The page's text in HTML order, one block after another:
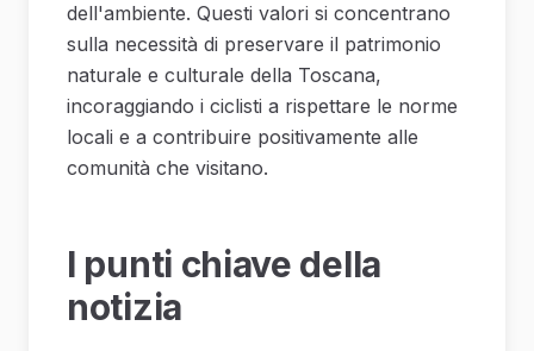
dell'ambiente. Questi valori si concentrano
sulla necessità di preservare il patrimonio
naturale e culturale della Toscana,
incoraggiando i ciclisti a rispettare le norme
locali e a contribuire positivamente alle
comunità che visitano.
I punti chiave della
notizia